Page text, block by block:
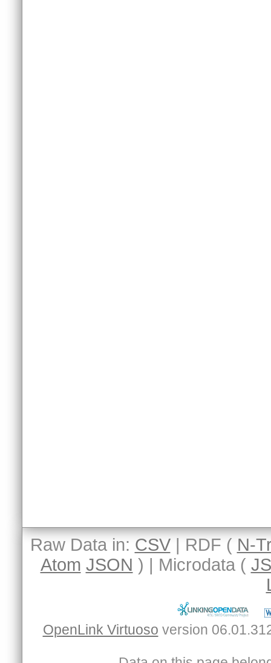
Raw Data in: CSV| RDF ( N-
Atom JSON ) | Microdata (
OpenLink Virtuoso